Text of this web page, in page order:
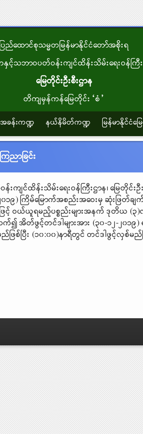
ပြည်ထောင်စုသမ္မတမြန်မာနိုင်ငံတော်အစိုးရ
င့်သဘာဝပတ်ဝန်းကျင်ထိန်းသိမ်းရေးဝန်ကြီး
မြေတိုင်းဦးစီးဌာန
တိကျမှန်ကန်မြေတိုင်း“စံ”
အခန်းကဏ္ဍ နယ်နိမိတ်ကဏ္ဍ မြန်မာနိုင်ငံမ
ညာခြင်း
ျင်ထိန်းသိမ်းရေးဝန်ကြီးဌာန၊ မြေတိုင်း
၉) ကြိမ်မြောက်အစည်းအဝေးမှ ဆုံးဖြတ်ချ
ြင့် ဝယ်ယူရမည့်ပစ္စည်းများအနက် ဒုတိယ (
၍ အိတ်ဖွင့်တင်ဒါများအား (၃၀-၁၂-၂၀၁၉
စ်ပြီး (၁၀:၀၀)နာရီတွင် တင်ဒါဖွင့်လှစ်မည်